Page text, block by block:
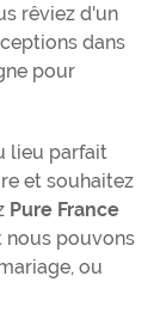
rêviez d'un
dans
pour
lieu parfait
et souhaitez
Pure France
nous pouvons
ou